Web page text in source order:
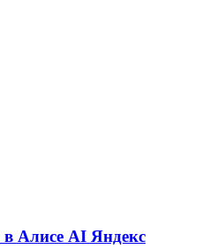
Алисе AI Яндекс